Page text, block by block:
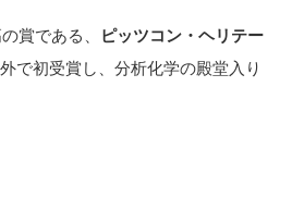
賞である、
ピッツコン・ヘリテー
で初受賞し、分析化学の殿堂入り